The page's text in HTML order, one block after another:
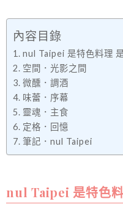
內容目錄
nul Taipei 是特色料理
空間．光影之間
微醺．調酒
味蕾．序幕
靈魂．主食
定格．回憶
筆記．nul Taipei
nul Taipei 是特色